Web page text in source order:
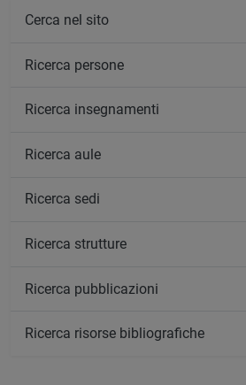
Cerca nel sito
Ricerca persone
Ricerca insegnamenti
Ricerca aule
Ricerca sedi
Ricerca strutture
Ricerca pubblicazioni
Ricerca risorse bibliografiche